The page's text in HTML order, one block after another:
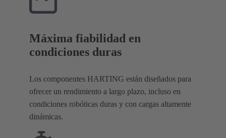
Máxima fiabilidad en
condiciones duras
Los componentes HARTING están diseñados para
ofrecer un rendimiento a largo plazo, incluso en
condiciones robóticas duras y con cargas altamente
dinámicas.